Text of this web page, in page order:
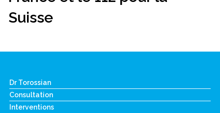
Suisse
Dr Torossian
Consultation
Interventions